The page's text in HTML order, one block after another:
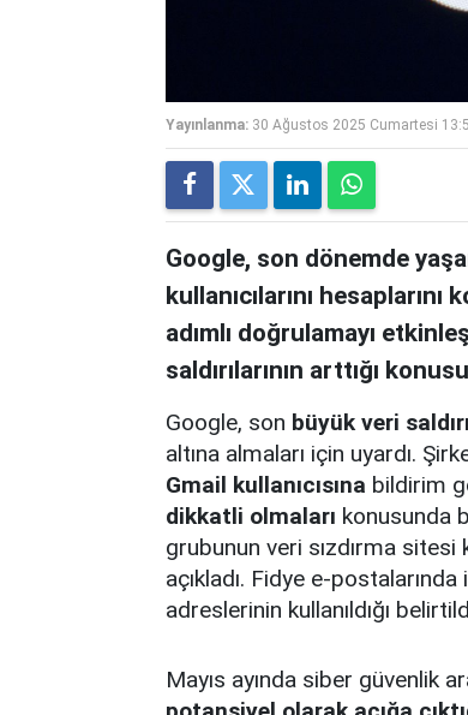
Yayınlanma: 30 Ağustos 2025 Cumartesi
Google, son dönemde
kullanıcılarını
adımlı doğrulamayı
saldırılarının arttığı
Google, son büyük veri
altına almaları için uyardı.
Gmail kullanıcısına bildirim
dikkatli olmaları konusunda
grubunun veri sızdırma sitesi
açıkladı. Fidye e-postalarında
adreslerinin kullanıldığı
Mayıs ayında siber güvenlik